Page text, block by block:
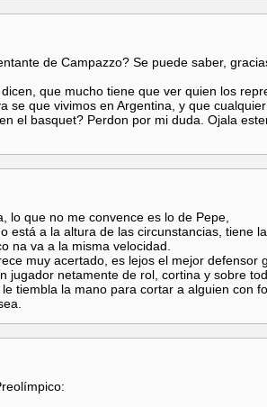
de Campazzo? Se puede saber,
que mucho tiene que ver quien los
se que vivimos en Argentina, y que
el basquet? Perdon por mi duda. Ojala
lo que no me convence es lo de Pepe,
está a la altura de las circunstancias, tiene
na va a la misma velocidad.
muy acertado, es lejos el mejor defensor
jugador netamente de rol, cortina y sobre
tiembla la mano para cortar a alguien con